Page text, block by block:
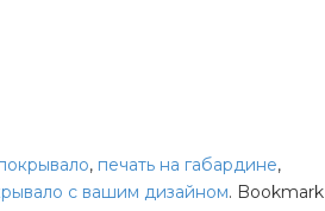
, печать на габардине,
с вашим дизайном. Bookmark